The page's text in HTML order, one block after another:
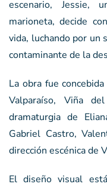
escenario, Jessie,
marioneta, decide
vida, luchando por un
contaminante de la
La obra fue
Valparaíso, Viña
dramaturgia de
Gabriel Castro,
dirección escénica de
El diseño visual